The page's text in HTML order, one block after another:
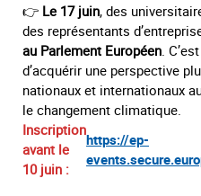
👉 Le 17 juin, des
des représentants
au Parlement Européen .
d’acquérir une perspective
nationaux et internationaux
le changement climatique.
Inscription
avant le
10 juin :
https://ep-